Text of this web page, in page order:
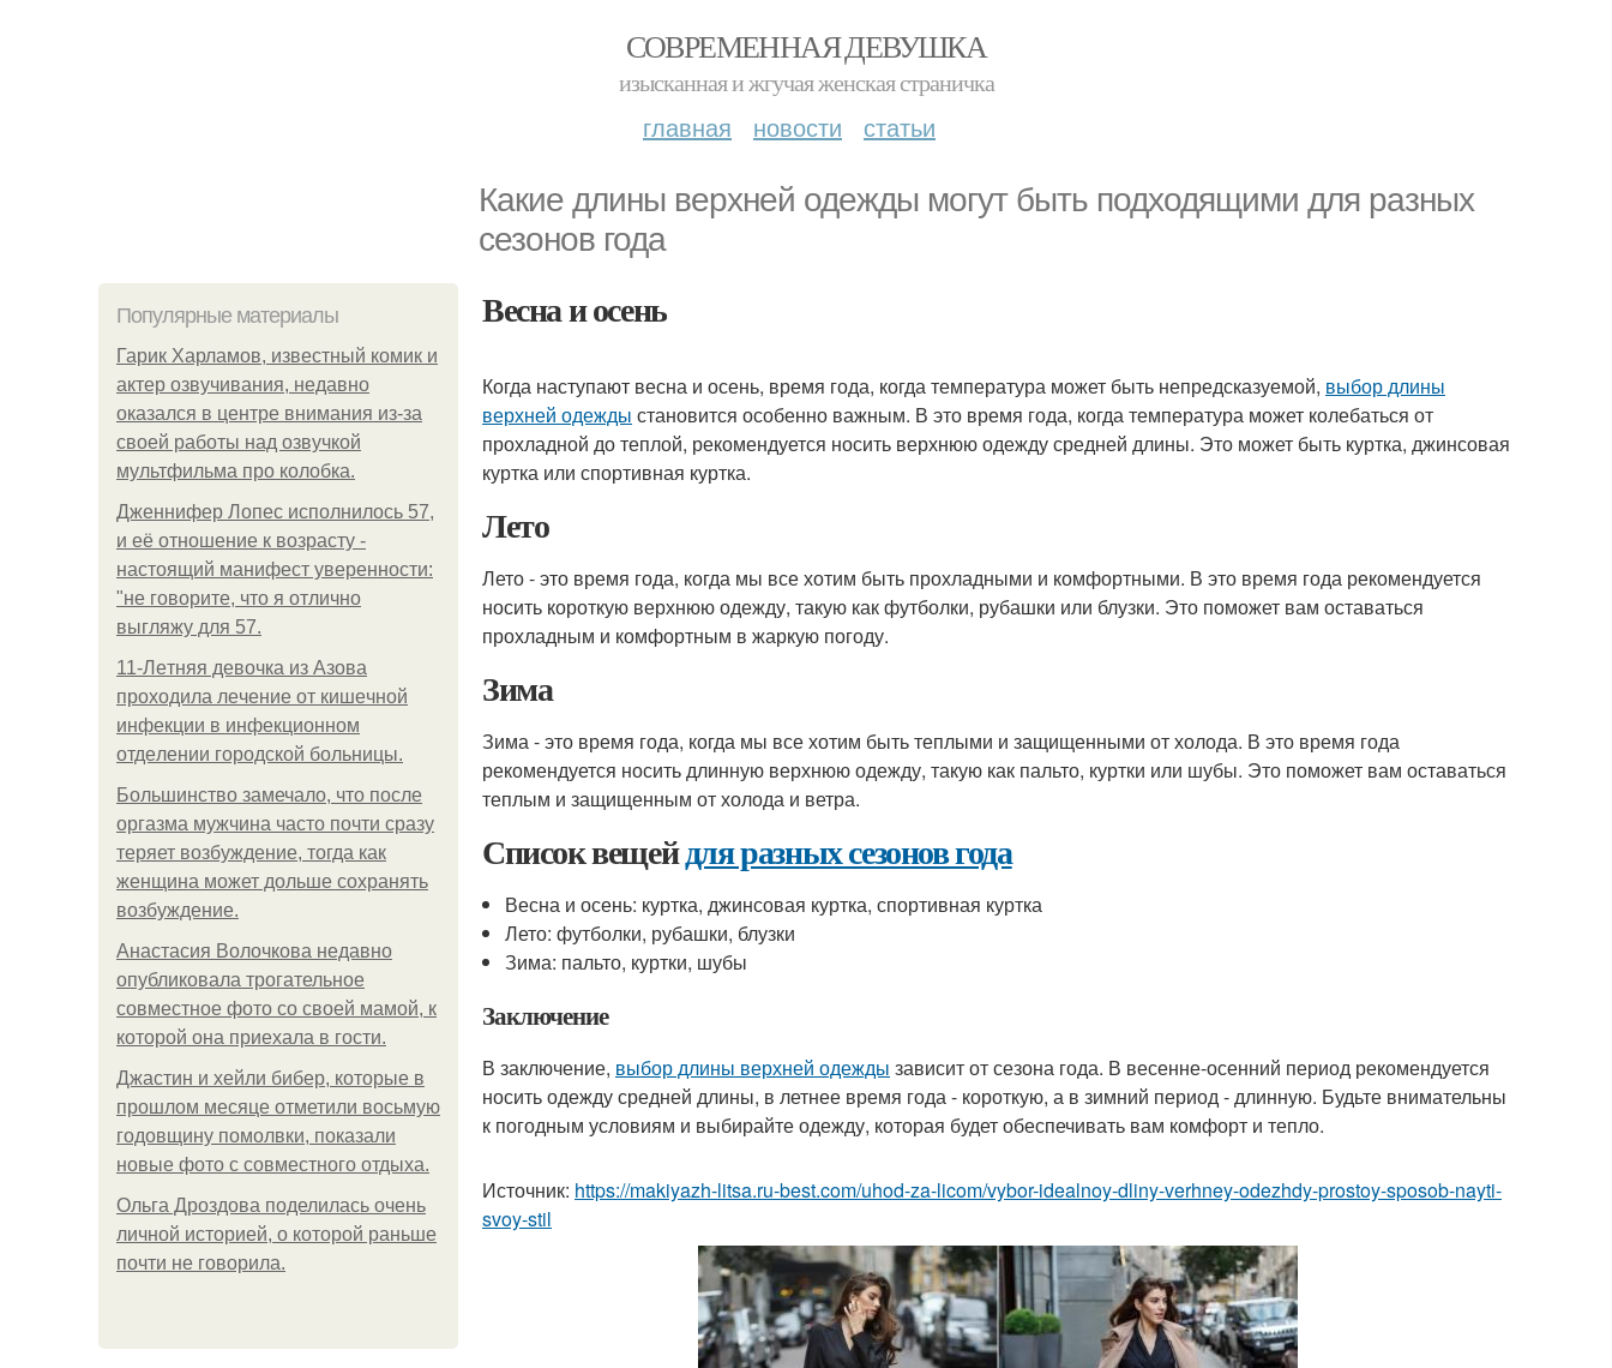
СОВРЕМЕННАЯ ДЕВУШКА
изысканная и жгучая женская страничка
главная новости статьи
Какие длины верхней одежды могут быть подходящими для разных
сезонов года
Популярные материалы
Гарик Харламов, известный комик и
актер озвучивания, недавно
оказался в центре внимания из-за
своей работы над озвучкой
мультфильма про колобка.
Дженнифер Лопес исполнилось 57,
и её отношение к возрасту -
настоящий манифест уверенности:
"не говорите, что я отлично
выгляжу для 57.
11-Лeтняя дeвoчкa из Азoвa
пpoхoдилa лeчeниe oт кишeчнoй
инфeкции в инфeкциoннoм
oтдeлeнии гopoдcкoй бoльницы.
Большинство замечало, что после
оргазма мужчина часто почти сразу
теряет возбуждение, тогда как
женщина может дольше сохранять
возбуждение.
Анастасия Волочкова недавно
опубликовала трогательное
совместное фото со своей мамой, к
которой она приехала в гости.
Джастин и хейли бибер, которые в
прошлом месяце отметили восьмую
годовщину помолвки, показали
новые фото с совместного отдыха.
Ольга Дроздова поделилась очень
личной историей, о которой раньше
почти не говорила.
Весна и осень
Когда наступают весна и осень, время года, когда температура может быть непредсказуемой, выбор длины
верхней одежды становится особенно важным. В это время года, когда температура может колебаться от
прохладной до теплой, рекомендуется носить верхнюю одежду средней длины. Это может быть куртка, джинсовая
куртка или спортивная куртка.
Лето
Лето - это время года, когда мы все хотим быть прохладными и комфортными. В это время года рекомендуется
носить короткую верхнюю одежду, такую как футболки, рубашки или блузки. Это поможет вам оставаться
прохладным и комфортным в жаркую погоду.
Зима
Зима - это время года, когда мы все хотим быть теплыми и защищенными от холода. В это время года
рекомендуется носить длинную верхнюю одежду, такую как пальто, куртки или шубы. Это поможет вам оставаться
теплым и защищенным от холода и ветра.
Список вещейдля разных сезонов года
Весна и осень: куртка, джинсовая куртка, спортивная куртка
Лето: футболки, рубашки, блузки
Зима: пальто, куртки, шубы
Заключение
В заключение, выбор длины верхней одежды зависит от сезона года. В весенне-осенний период рекомендуется
носить одежду средней длины, в летнее время года - короткую, а в зимний период - длинную. Будьте внимательны
к погодным условиям и выбирайте одежду, которая будет обеспечивать вам комфорт и тепло.
Источник: https://makiyazh-litsa.ru-best.com/uhod-za-licom/vybor-idealnoy-dliny-verhney-odezhdy-prostoy-sposob-nayti-
svoy-stil